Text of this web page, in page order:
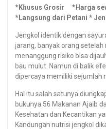
*Khusus Grosir *Harga
*Langsung dari Petani *
Jengkol identik dengan
jarang, banyak orang
menanggung risiko bisa
bau mulut. Namun di balik
dipercaya memiliki sejumlah
Hal itu salah satunya
bukunya 56 Makanan Ajaib
Kesehatan dan Kecantikan
Kandungan nutrisi jengkol